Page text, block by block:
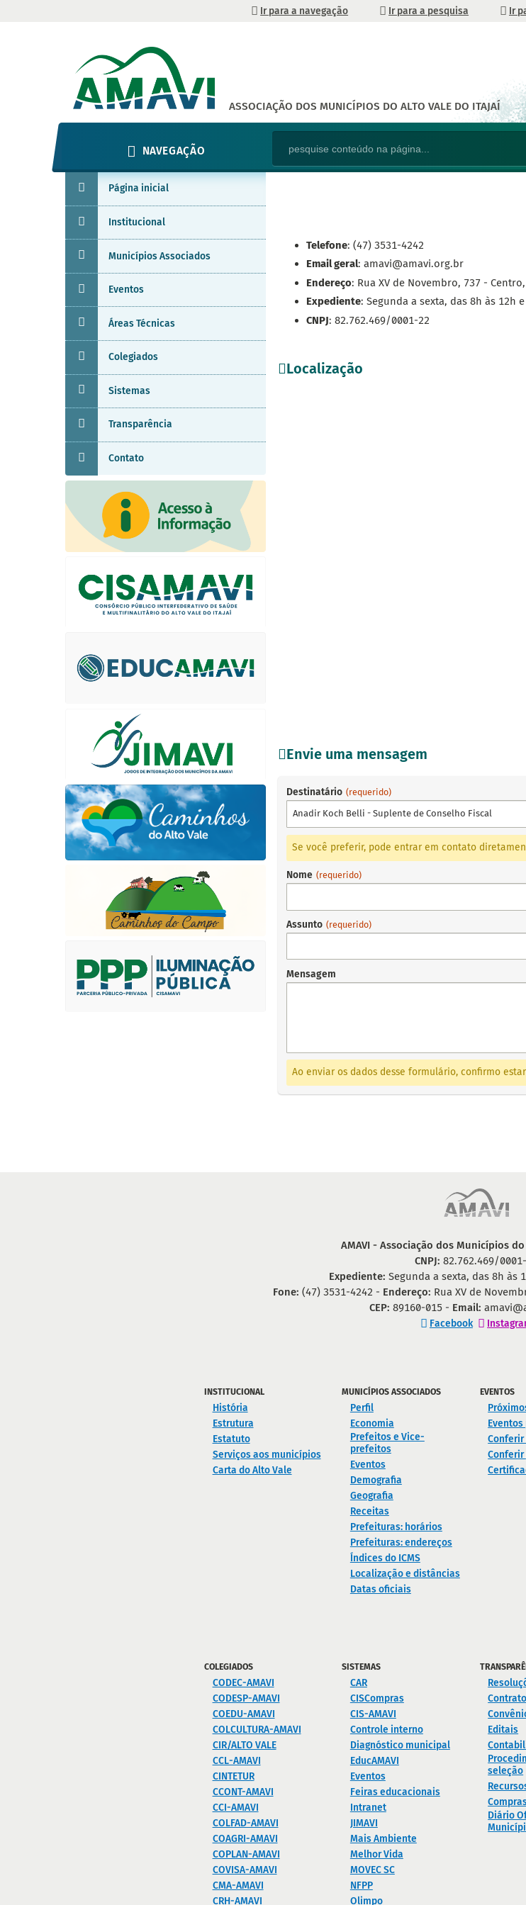
Ir para a navegação Ir para a pesquisa Ir
ASSOCIAÇÃO DOS MUNICÍPIOS DO ALTO VALE DO ITAJAÍ
NAVEGAÇÃO
Telefone: (47) 3531-4242
Email geral: amavi@amavi.org.br
Endereço: Rua XV de Novembro, 737 -
Expediente: Segunda a sexta, das 8h às 12h
CNPJ: 82.762.469/0001-22
Localização
Envie uma mensagem
Destinatário (requerido)
Anadir Koch Belli - Suplente de Conselho Fiscal
Se você preferir, pode entrar em contato
Nome (requerido)
Assunto (requerido)
Mensagem
Ao enviar os dados desse formulário, confirmo
Página inicial
Institucional
Municípios Associados
Eventos
Áreas Técnicas
Colegiados
Sistemas
Transparência
Contato
AMAVI - Associação dos Municípios
CNPJ: 82.762.469/
Expediente: Segunda a sexta, das 8h às
Fone: (47) 3531-4242 - Endereço: Rua XV de
CEP: 89160-015 - Email:
Facebook
INSTITUCIONAL
História
Estrutura
Estatuto
Serviços aos municípios
Carta do Alto Vale
MUNICÍPIOS ASSOCIADOS
Perfil
Economia
Prefeitos e Vice-
prefeitos
Eventos
Demografia
Geografia
Receitas
Prefeituras: horários
Prefeituras: endereços
Índices do ICMS
Localização e distâncias
Datas oficiais
EVENTOS
Conferir
COLEGIADOS
CODEC-AMAVI
CODESP-AMAVI
COEDU-AMAVI
COLCULTURA-AMAVI
CIR/ALTO VALE
CCL-AMAVI
CINTETUR
CCONT-AMAVI
CCI-AMAVI
COLFAD-AMAVI
COAGRI-AMAVI
COPLAN-AMAVI
COVISA-AMAVI
CMA-AMAVI
CRH-AMAVI
SISTEMAS
CAR
CISCompras
CIS-AMAVI
Controle interno
Diagnóstico municipal
EducAMAVI
Eventos
Feiras educacionais
Intranet
JIMAVI
Mais Ambiente
Melhor Vida
MOVEC SC
NFPP
Olimpo
Editais
seleção
Diário